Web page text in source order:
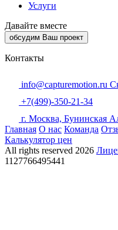
Услуги
Давайте вместе
обсудим Ваш проект
Контакты
info@capturemotion.ru
+7(499)-350-21-34
г. Москва, Бунинская
Главная О нас Команда
Калькулятор цен
All rights reserved 2026
1127766495441